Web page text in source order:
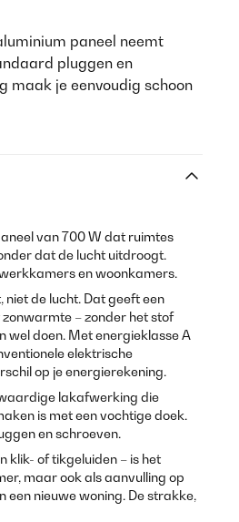
paneel neemt
pluggen en
maak je eenvoudig schoon
van 700 W dat ruimtes
dat de lucht uitdroogt.
en woonkamers.
de lucht. Dat geeft een
– zonder het stof
doen. Met energieklasse A
elektrische
op je energierekening.
lakafwerking die
is met een vochtige doek.
en schroeven.
klik- of tikgeluiden – is het
maar ook als aanvulling op
nieuwe woning. De strakke,